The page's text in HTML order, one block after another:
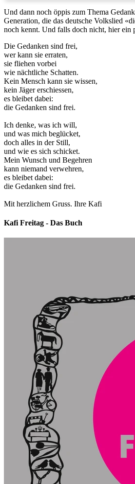
Und dann noch öppis zum Thema
Generation, die das deutsche Volkslied
noch kennt. Und falls doch nicht, hier ein
Die Gedanken sind frei,
wer kann sie erraten,
sie fliehen vorbei
wie nächtliche Schatten.
Kein Mensch kann sie wissen,
kein Jäger erschiessen,
es bleibet dabei:
die Gedanken sind frei.
Ich denke, was ich will,
und was mich beglücket,
doch alles in der Still,
und wie es sich schicket.
Mein Wunsch und Begehren
kann niemand verwehren,
es bleibet dabei:
die Gedanken sind frei.
Mit herzlichem Gruss. Ihre Kafi
Kafi Freitag - Das Buch